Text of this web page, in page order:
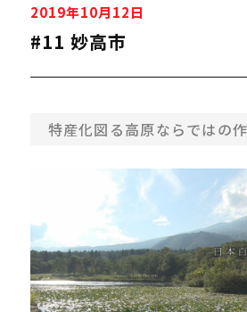
2019年10月12日
#11 妙高市
特産化図る高原ならではの